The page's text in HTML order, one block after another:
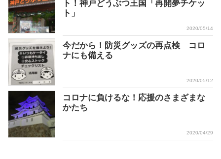
ト！神戸どうぶつ王国「再開夢チケッ
ト」
2020/05/14
今だから！防災グッズの再点検 コロ
ナにも備える
2020/05/12
コロナに負けるな！応援のさまざまな
かたち
2020/04/29